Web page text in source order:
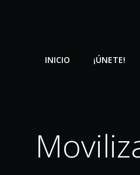
INICIO ¡ÚNETE!